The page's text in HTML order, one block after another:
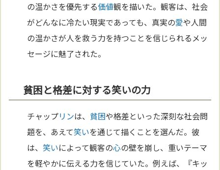
の温かさを優先する価値観を描いた。観客は、社会
がどんなに冷たい現実であっても、真実の愛や人間
の温かさが人を救う力を持つことを信じられるメッ
セージに魅了された。
貧困と格差に対する笑いの力
チャップリンは、 貧困や格差といった深刻な社会問
題を、あえて笑いを通じて描くことを選んだ。彼
は、笑いによって観客の心の壁を崩し、重いテーマ
を軽やかに伝える力を信じていた。例えば、『キッ